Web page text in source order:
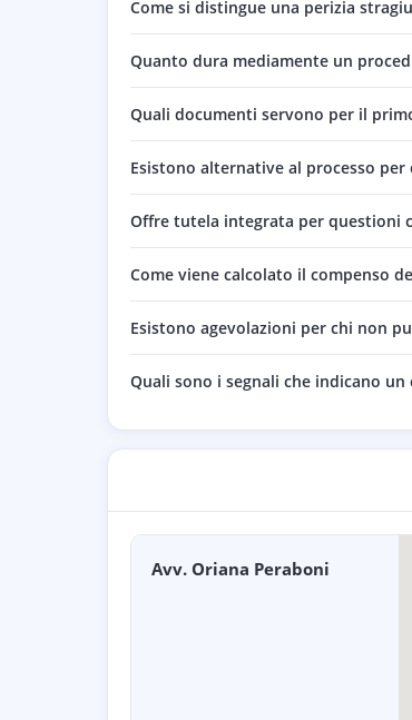
Come si distingue una perizia
Quanto dura mediamente un
Quali documenti servono per il
Esistono alternative al processo
Offre tutela integrata per questioni
Come viene calcolato il compenso
Esistono agevolazioni per chi non
Quali sono i segnali che indicano
Avv. Oriana Peraboni